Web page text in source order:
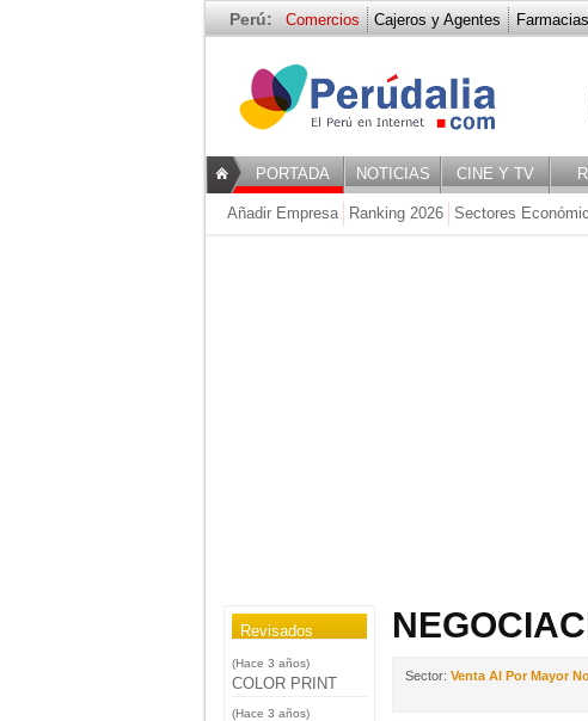
Perú: Comercios Cajeros y Agentes
-
PORTADA NOTICIAS CINE Y TV
Añadir Empresa Ranking 2026 Sectores
Revisados
(Hace 3 años)
COLOR PRINT
(Hace 3 años)
Sector: Venta Al Por Mayor